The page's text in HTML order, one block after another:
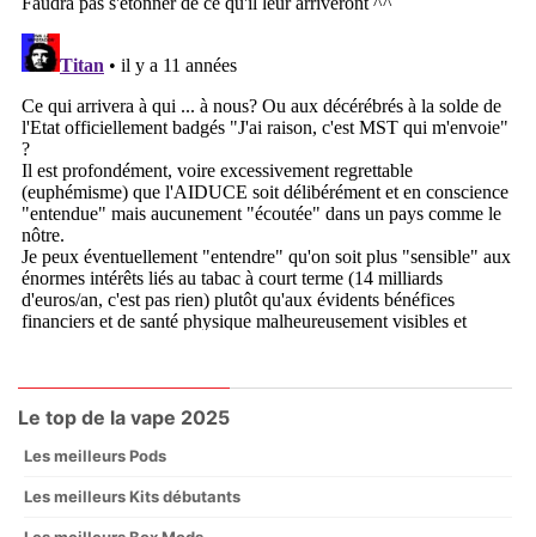
Le top de la vape 2025
Les meilleurs Pods
Les meilleurs Kits débutants